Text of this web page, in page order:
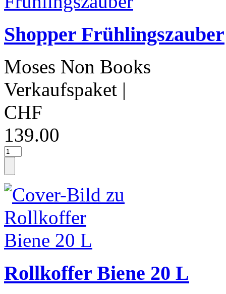
Shopper Frühlingszauber
Moses Non Books
Verkaufspaket |
CHF
139.00
Rollkoffer Biene 20 L